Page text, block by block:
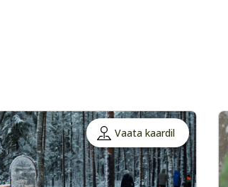
Vaata kaardil